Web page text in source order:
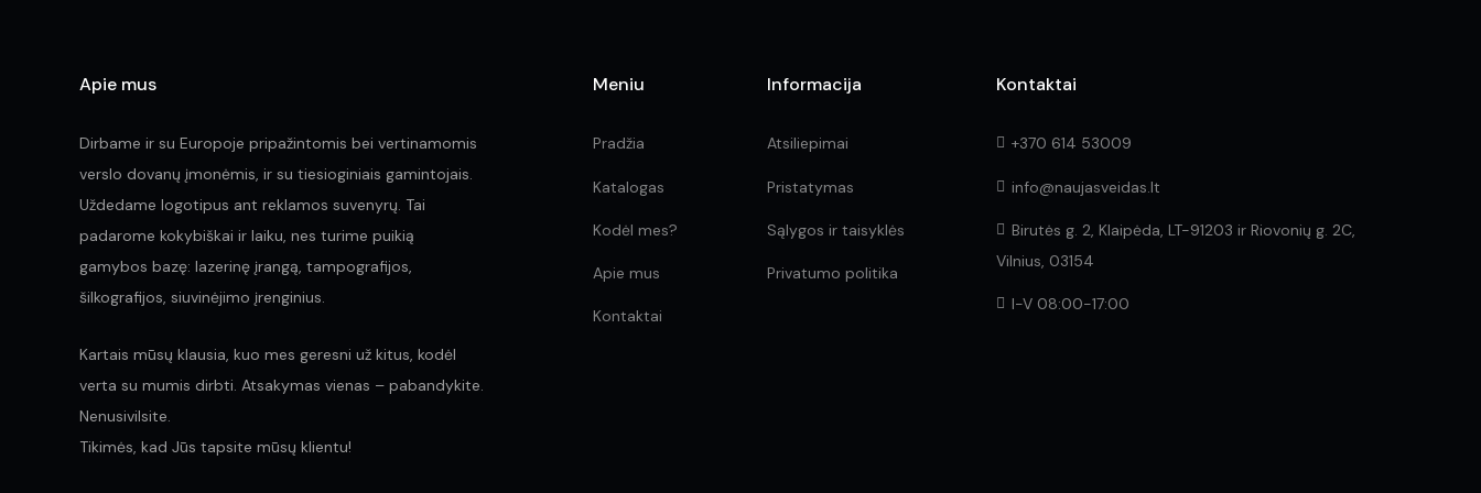
Apie mus
Dirbame ir su Europoje pripažintomis bei vertinamomis
verslo dovanų įmonėmis, ir su tiesioginiais gamintojais.
Uždedame logotipus ant reklamos suvenyrų. Tai
padarome kokybiškai ir laiku, nes turime puikią
gamybos bazę: lazerinę įrangą, tampografijos,
šilkografijos, siuvinėjimo įrenginius.
Kartais mūsų klausia, kuo mes geresni už kitus, kodėl
verta su mumis dirbti. Atsakymas vienas – pabandykite.
Nenusivilsite.
Tikimės, kad Jūs tapsite mūsų klientu!
Meniu
Pradžia
Katalogas
Kodėl mes?
Apie mus
Kontaktai
Informacija
Atsiliepimai
Pristatymas
Sąlygos ir taisyklės
Privatumo politika
Kontaktai
+370 614 53009
info@naujasveidas.lt
Birutės g. 2, Klaipėda, LT-91203 ir Riovonių g. 2C,
Vilnius, 03154
I-V 08:00-17:00